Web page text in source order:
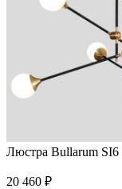
Люстра Bullarum SI6
20 460 ₽